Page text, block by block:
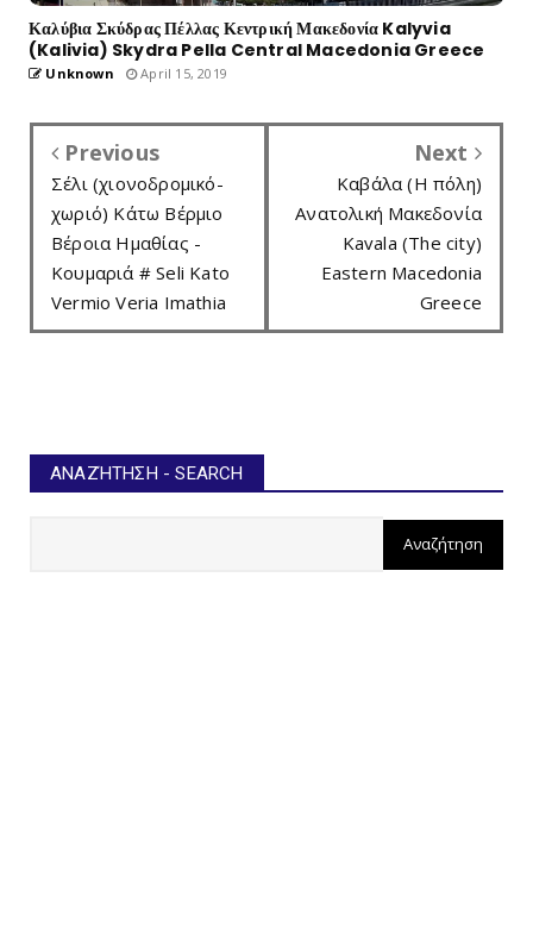
Καλύβια Σκύδρας Πέλλας Κεντρική Μακεδονία Kalyvia
(Kalivia) Skydra Pella Central Macedonia Greece
Unknown April 15, 2019
Previous
Σέλι (χιονοδρομικό-
χωριό) Κάτω Βέρμιο
Βέροια Ημαθίας -
Κουμαριά # Seli Kato
Vermio Veria Imathia
Next
Καβάλα (Η πόλη)
Ανατολική Μακεδονία
Kavala (The city)
Eastern Macedonia
Greece
ΑΝΑΖΉΤΗΣΗ - SEARCH